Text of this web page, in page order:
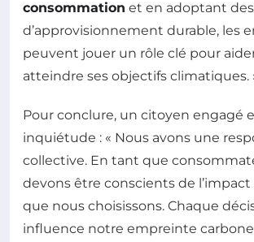
consommation et en adoptant
d’approvisionnement durable, les
peuvent jouer un rôle clé pour aider
atteindre ses objectifs climatiques.
Pour conclure, un citoyen engagé
inquiétude : « Nous avons une
collective. En tant que
devons être conscients de l’impact
que nous choisissons. Chaque
influence notre empreinte